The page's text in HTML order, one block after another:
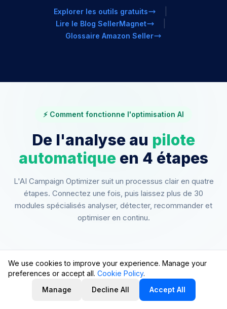
Explorer les outils gratuits
Lire le Blog SellerMagnet
Glossaire Amazon Seller
⚡ Comment fonctionne l'optimisation AI
De l'analyse au pilote
automatique en 4 étapes
L'AI Campaign Optimizer suit un processus clair en quatre
étapes. Connectez une fois, puis laissez plus de 30
modules spécialisés analyser, détecter, recommander et
optimiser en continu.
AI PPC Optimizer inclus dans votre
Lancer l'analyse AI
ou explorez la démo interactive →
We use cookies to improve your experience. Manage your
preferences or accept all. Cookie Policy.
Manage
Decline All Accept All